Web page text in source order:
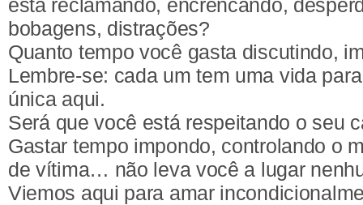
está reclamando, encrencando,
bobagens, distrações?
Quanto tempo você gasta discutindo,
Lembre-se: cada um tem uma vida
única aqui.
Será que você está respeitando o seu
Gastar tempo impondo, controlando o
de vítima… não leva você a lugar
Viemos aqui para amar